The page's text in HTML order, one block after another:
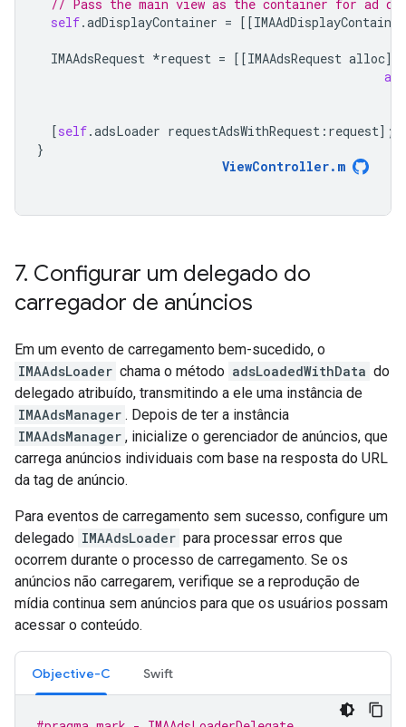
// Pass the main view as the container for ad
self.adDisplayContainer = [[IMAAdDisplayContainer
IMAAdsRequest *request = [[IMAAdsRequest alloc]
[self.adsLoader requestAdsWithRequest : request];
}
ViewController. m
7. Configurar um delegado do
carregador de anúncios
Em um evento de carregamento bem-sucedido, o
IMAAdsLoader chama o método adsLoadedWithData do
delegado atribuído, transmitindo a ele uma instância de
IMAAdsManager . Depois de ter a instância
IMAAdsManager , inicialize o gerenciador de anúncios, que
carrega anúncios individuais com base na resposta do URL
da tag de anúncio.
Para eventos de carregamento sem sucesso, configure um
delegado IMAAdsLoader para processar erros que
ocorrem durante o processo de carregamento. Se os
anúncios não carregarem, verifique se a reprodução de
mídia continua sem anúncios para que os usuários possam
acessar o conteúdo.
Objective-C Swift